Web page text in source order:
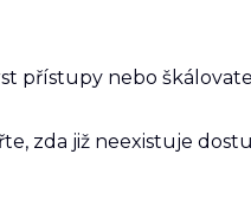
přístupy nebo
zda již neexistuje